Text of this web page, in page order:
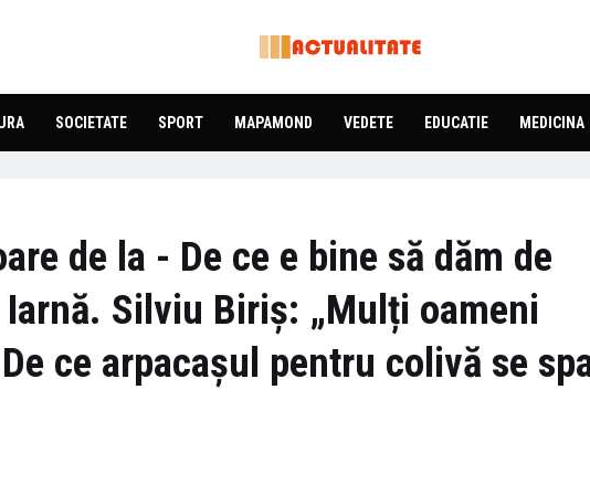
SOCIETATE SPORT MAPAMOND VEDETE EDUCATIE MEDICINA
de la - De ce e bine să dăm de
Silviu Biriș: „Mulți oameni
ce arpacașul pentru colivă se